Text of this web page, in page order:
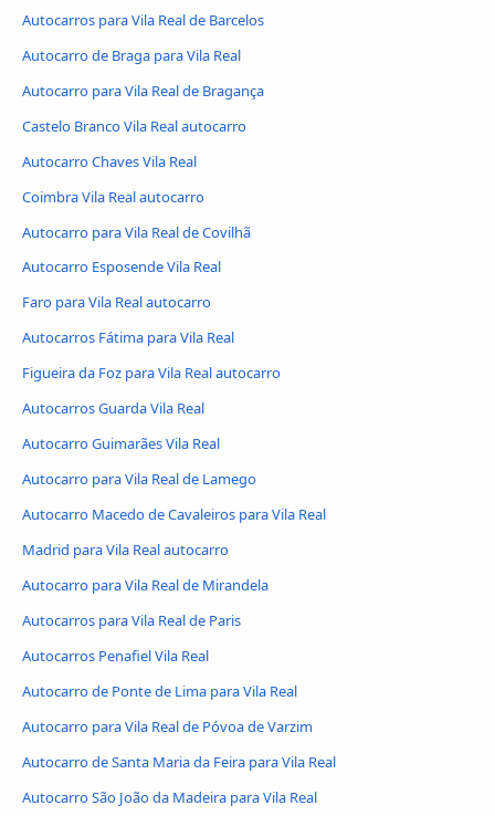
Autocarros para Vila Real de Barcelos
Autocarro de Braga para Vila Real
Autocarro para Vila Real de Bragança
Castelo Branco Vila Real autocarro
Autocarro Chaves Vila Real
Coimbra Vila Real autocarro
Autocarro para Vila Real de Covilhã
Autocarro Esposende Vila Real
Faro para Vila Real autocarro
Autocarros Fátima para Vila Real
Figueira da Foz para Vila Real autocarro
Autocarros Guarda Vila Real
Autocarro Guimarães Vila Real
Autocarro para Vila Real de Lamego
Autocarro Macedo de Cavaleiros para Vila Real
Madrid para Vila Real autocarro
Autocarro para Vila Real de Mirandela
Autocarros para Vila Real de Paris
Autocarros Penafiel Vila Real
Autocarro de Ponte de Lima para Vila Real
Autocarro para Vila Real de Póvoa de Varzim
Autocarro de Santa Maria da Feira para Vila Real
Autocarro São João da Madeira para Vila Real